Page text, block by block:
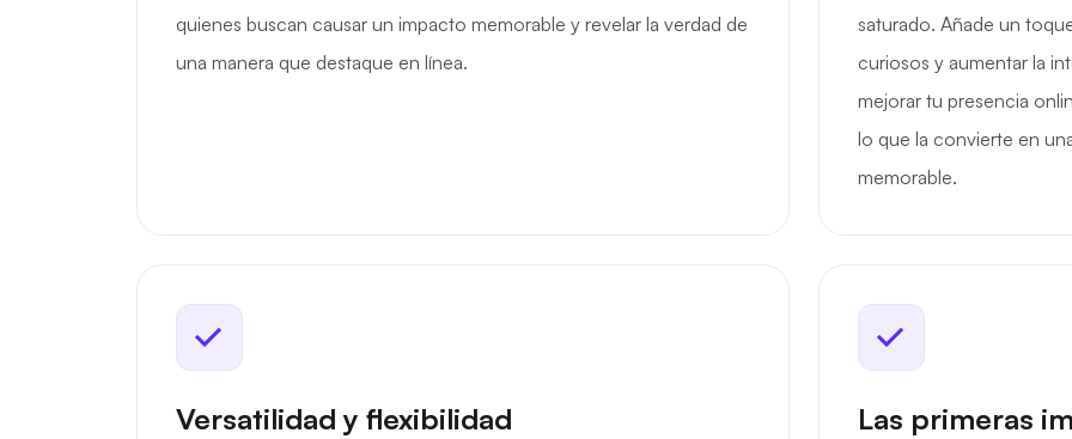
quienes buscan causar un impacto memorable y revelar la verdad de
una manera que destaque en línea.
saturado. Añade un
curiosos y aumentar la
mejorar tu presencia
lo que la convierte en
memorable.
Versatilidad y flexibilidad Las primeras